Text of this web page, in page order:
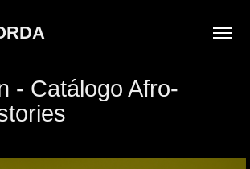
- Catálogo Afro-